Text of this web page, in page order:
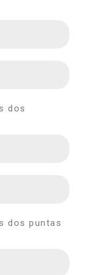
dos
dos puntas